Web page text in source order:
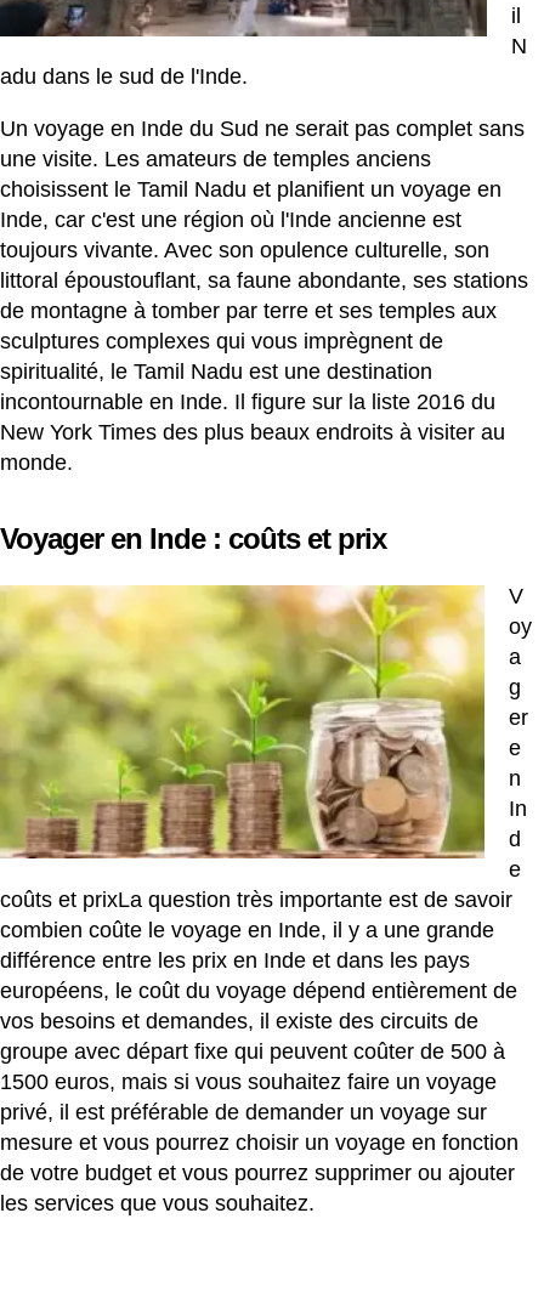
il
N
adu dans le sud de l'Inde.
Un voyage en Inde du Sud ne serait pas complet sans
une visite. Les amateurs de temples anciens
choisissent le Tamil Nadu et planifient un voyage en
Inde, car c'est une région où l'Inde ancienne est
toujours vivante. Avec son opulence culturelle, son
littoral époustouflant, sa faune abondante, ses stations
de montagne à tomber par terre et ses temples aux
sculptures complexes qui vous imprègnent de
spiritualité, le Tamil Nadu est une destination
incontournable en Inde. Il figure sur la liste 2016 du
New York Times des plus beaux endroits à visiter au
monde.
Voyager en Inde : coûts et prix
V
oy
a
g
er
e
n
In
d
e
coûts et prixLa question très importante est de savoir
combien coûte le voyage en Inde, il y a une grande
différence entre les prix en Inde et dans les pays
européens, le coût du voyage dépend entièrement de
vos besoins et demandes, il existe des circuits de
groupe avec départ fixe qui peuvent coûter de 500 à
1500 euros, mais si vous souhaitez faire un voyage
privé, il est préférable de demander un voyage sur
mesure et vous pourrez choisir un voyage en fonction
de votre budget et vous pourrez supprimer ou ajouter
les services que vous souhaitez.